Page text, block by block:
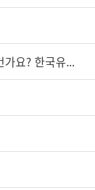
가요? 한국유...